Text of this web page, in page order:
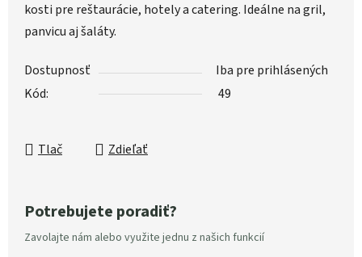
kosti pre reštaurácie, hotely a catering. Ideálne na gril,
panvicu aj šaláty.
Dostupnosť
Iba pre prihlásených
Kód:
49
Tlač Zdieľať
Potrebujete poradiť?
Zavolajte nám alebo využite jednu z našich funkcií